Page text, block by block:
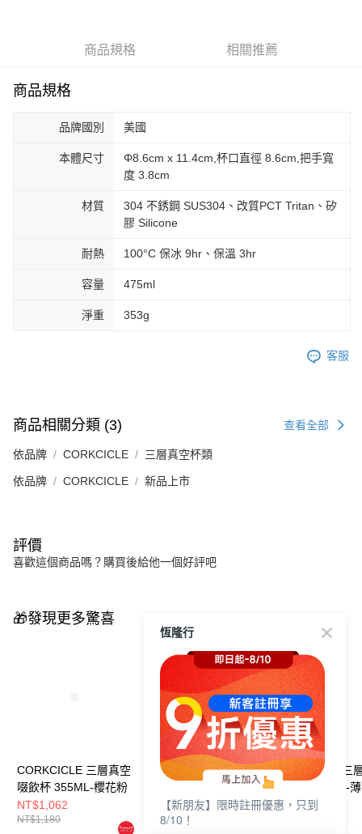
商品規格 相關推薦
商品規格
品牌國別 美國
本體尺寸
Φ8.6cm x 11.4cm,杯口直徑 8.6cm,把手寬
度 3.8cm
材質
304 不銹鋼 SUS304、改質PCT Tritan、矽
膠 Silicone
耐熱 100°C 保冰 9hr、保溫 3hr
容量 475ml
淨重 353g
客服
商品相關分類 (3) 查看全部
依品牌 CORKCICLE 三層真空杯類
依品牌 CORKCICLE 新品上市
評價
喜歡這個商品嗎？購買後給他一個好評吧
🎁發現更多驚喜
CORKCICLE 三層真空
啜飲杯 355ML-櫻花粉
NT$1,062
NT$1,180
CORKCICLE 三層真空
咖啡杯 475ML-薰衣草
NT$1,332
NT$1,480
CORKCICLE 三
咖啡杯 475ML-
NT$1,332
恆隆行
【新朋友】限時註冊優惠，只到
8/10！